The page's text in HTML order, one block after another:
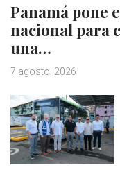
Panamá pone
nacional para
una…
7 agosto, 2026